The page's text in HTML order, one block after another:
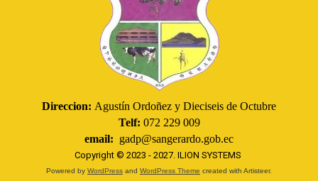
Direccion: Agustín Ordoñez y Dieciseis de Octubre
Telf: 072 229 009
email: gadp@sangerardo.gob.ec
Copyright © 2023 - 2027. ILION SYSTEMS
Powered by WordPress and WordPress Theme created with Artisteer.